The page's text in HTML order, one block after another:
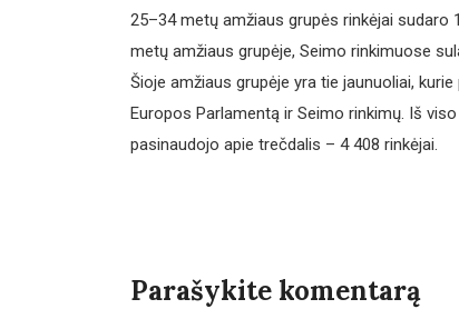
25–34 metų amžiaus grupės rinkėjai sudaro
metų amžiaus grupėje, Seimo rinkimuose
Šioje amžiaus grupėje yra tie jaunuoliai,
Europos Parlamentą ir Seimo rinkimų. Iš
pasinaudojo apie trečdalis – 4 408 rinkėjai.
Parašykite komentarą